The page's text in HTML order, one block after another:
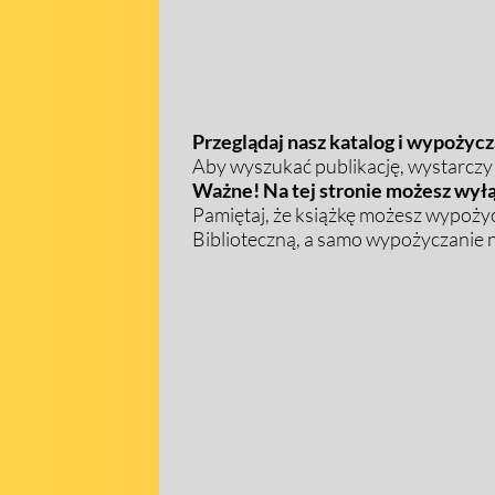
Przeglądaj nasz katalog i
Aby wyszukać publikację,
Ważne! Na tej stronie możesz
Pamiętaj, że książkę możesz
Biblioteczną, a samo wypożyczanie